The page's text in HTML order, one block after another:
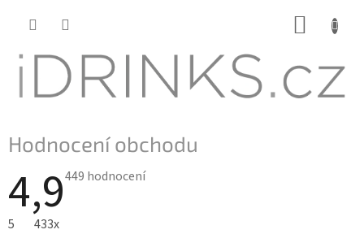
Hodnocení obchodu
4,9Průměrné
449 hodnocení
5
433x